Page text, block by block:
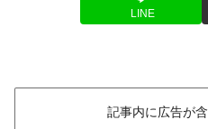
LINE
記事内に広告が